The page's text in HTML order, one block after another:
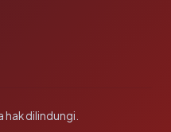
dilindungi.